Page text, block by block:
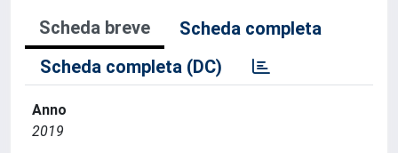
Scheda breve
Scheda completa
Scheda completa (DC)
Anno
2019